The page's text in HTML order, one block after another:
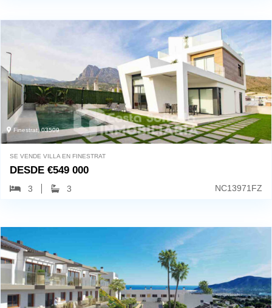
Finestrat, 03509
SE VENDE VILLA EN FINESTRAT
DESDE €549 000
3 3 NC13971FZ